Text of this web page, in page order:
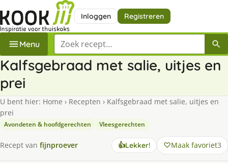
Inloggen Registreren
Menu Zoek een recept
Kalfsgebraad met salie, uitjes en
prei
U bent hier: Home › Recepten › Kalfsgebraad met salie, uitjes en
prei
Avondeten & hoofdgerechten Vleesgerechten
Recept van fijnproever 👍Lekker! Maak favoriet3